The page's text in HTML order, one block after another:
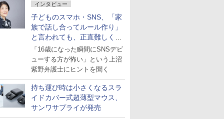
インタビュー
子どものスマホ・SNS、「家
族で話し合ってルール作り」
と言われても、正直難しくな
いですか？
「16歳になった瞬間にSNSデビ
ューする方が怖い」という上沼
紫野弁護士にヒントを聞く
持ち運び時は小さくなるスラ
イドカバー式超薄型マウス、
サンワサプライが発売